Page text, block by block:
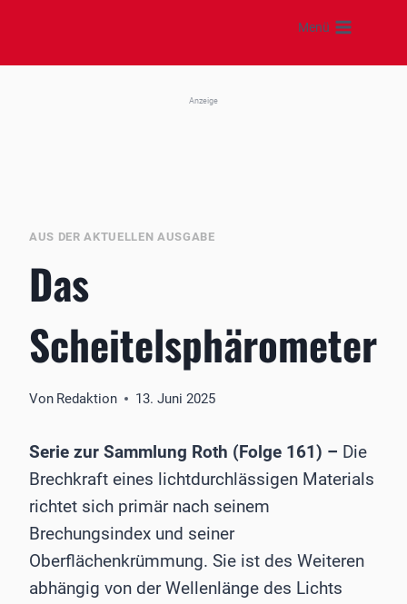
springen
Menü
Anzeige
AUS DER AKTUELLEN AUSGABE
Das
Scheitelsphärometer
Von Redaktion 13. Juni 2025
Serie zur Sammlung Roth (Folge 161) – Die
Brechkraft eines lichtdurchlässigen Materials
richtet sich primär nach seinem
Brechungsindex und seiner
Oberflächenkrümmung. Sie ist des Weiteren
abhängig von der Wellenlänge des Lichts